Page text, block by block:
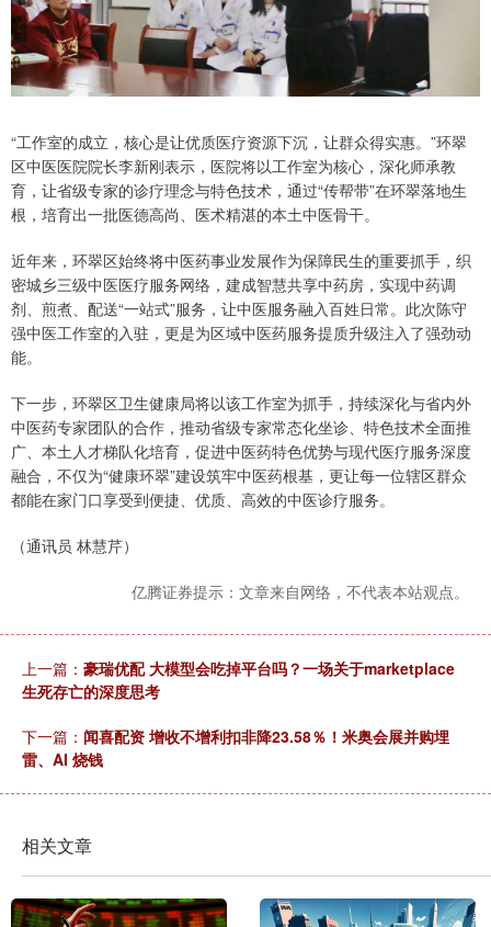
“工作室的成立，核心是让优质医疗资源下沉，让群众得实惠。”环翠
区中医医院院长李新刚表示，医院将以工作室为核心，深化师承教
育，让省级专家的诊疗理念与特色技术，通过“传帮带”在环翠落地生
根，培育出一批医德高尚、医术精湛的本土中医骨干。
近年来，环翠区始终将中医药事业发展作为保障民生的重要抓手，织
密城乡三级中医医疗服务网络，建成智慧共享中药房，实现中药调
剂、煎煮、配送“一站式”服务，让中医服务融入百姓日常。此次陈守
强中医工作室的入驻，更是为区域中医药服务提质升级注入了强劲动
能。
下一步，环翠区卫生健康局将以该工作室为抓手，持续深化与省内外
中医药专家团队的合作，推动省级专家常态化坐诊、特色技术全面推
广、本土人才梯队化培育，促进中医药特色优势与现代医疗服务深度
融合，不仅为“健康环翠”建设筑牢中医药根基，更让每一位辖区群众
都能在家门口享受到便捷、优质、高效的中医诊疗服务。
（通讯员 林慧芹）
亿腾证券提示：文章来自网络，不代表本站观点。
上一篇： 豪瑞优配 大模型会吃掉平台吗？一场关于marketplace
生死存亡的深度思考
下一篇： 闻喜配资 增收不增利扣非降23.58％！米奥会展并购埋
雷、AI 烧钱
相关文章